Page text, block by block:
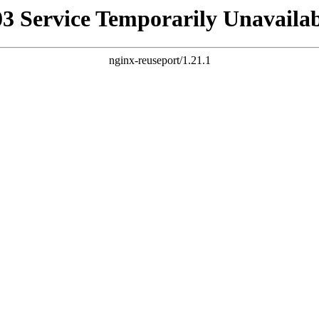
Service Temporarily
nginx-reuseport/1.21.1